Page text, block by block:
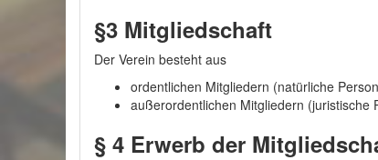
§3 Mitgliedschaft
Der Verein besteht aus
ordentlichen Mitgliedern (natürliche
außerordentlichen Mitgliedern (juristische
§ 4 Erwerb der